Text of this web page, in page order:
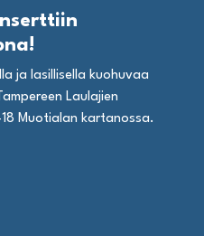
ja lasillisella kuohuvaa
Laulajien
Muotialan kartanossa.